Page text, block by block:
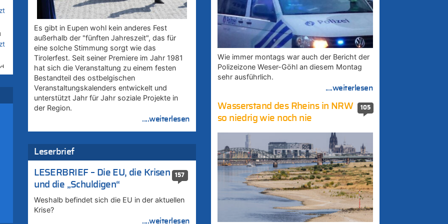
Es gibt in Eupen wohl kein anderes Fest
außerhalb der "fünften Jahreszeit", das für
eine solche Stimmung sorgt wie das
Tirolerfest. Seit seiner Premiere im Jahr 1981
hat sich die Veranstaltung zu einem festen
Bestandteil des ostbelgischen
Veranstaltungskalenders entwickelt und
unterstützt Jahr für Jahr soziale Projekte in
der Region.
....weiterlesen
Leserbrief
157
LESERBRIEF – Die EU, die Krisen
und die „Schuldigen“
Weshalb befindet sich die EU in der aktuellen
Krise?
....weiterlesen
Wie immer montags war auch der Bericht der
Polizeizone Weser-Göhl an diesem Montag
sehr ausführlich.
....weiterlesen
105
Wasserstand des Rheins in NRW
so niedrig wie noch nie